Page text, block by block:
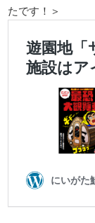
たです！＞